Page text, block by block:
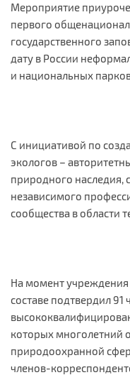
Мероприятие
первого
государственного
дату в России
и национальных
С инициативой по
экологов –
природного наследия,
независимого
сообщества в области
На момент учреждения
составе подтвердил 91
которых многолетний
природоохранной
членов-